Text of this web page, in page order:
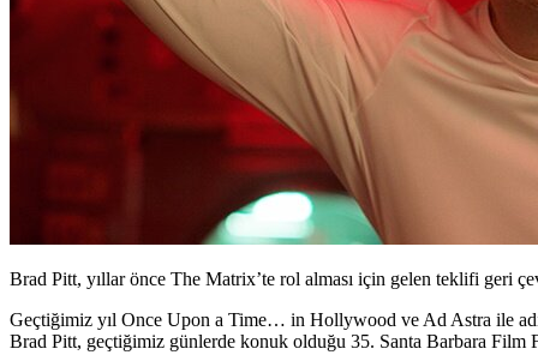
Brad Pitt, yıllar önce The Matrix’te rol alması için gelen teklifi geri
Geçtiğimiz yıl Once Upon a Time… in Hollywood ve Ad Astra ile
Brad Pitt, geçtiğimiz günlerde konuk olduğu 35. Santa Barbara Film